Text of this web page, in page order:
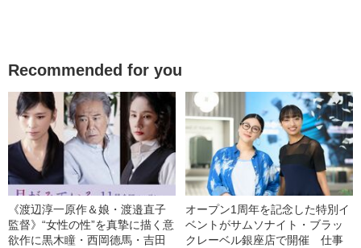
Recommended for you
《渡辺淳一原作＆娘・渡邉直子
監督》“女性の性”を真摯に描く意
欲作に黒木瞳・西岡德馬・吉田
オープン1周年を記念した特別イ
ベントがサムソナイト・ブラッ
クレーベル銀座店で開催 仕事